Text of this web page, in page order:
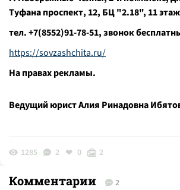
Туфана проспект, 12, БЦ "2.18", 11
тел. +7(8552)91-78-51, звонок
https://sovzashchita.ru/
На правах рекламы.
Ведущий юрист Алия Ринадовна
1285 2 0 2
Комментарии 2